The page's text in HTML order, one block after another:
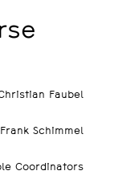
Faubel
Schimmel
Coordinators